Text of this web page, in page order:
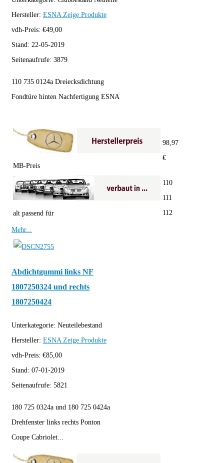
Hersteller: ESNA Zeige Produkte
vdh-Preis: €49,00
Stand: 22-05-2019
Seitenaufrufe: 3879
110 735 0124a Dreiecksdichtung
Fondtüre hinten Nachfertigung ESNA
MB-Preis
98,97
€
alt passend für
110
111
112
Mehr...
Abdichtgummi links NF
1807250324 und rechts
1807250424
Unterkategorie: Neuteilebestand
Hersteller: ESNA Zeige Produkte
vdh-Preis: €85,00
Stand: 07-01-2019
Seitenaufrufe: 5821
180 725 0324a und 180 725 0424a
Drehfenster links rechts Ponton
Coupe Cabriolet...